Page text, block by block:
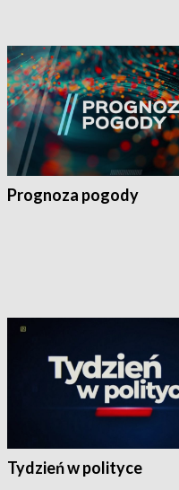
Prognoza pogody
Tydzień w polityce